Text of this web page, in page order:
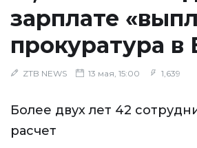
зарплате
прокуратура в
ZTB NEWS 13 мая, 15:00 1,639
Более двух лет 42
расчет